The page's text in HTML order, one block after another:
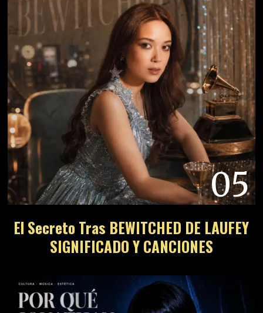
05
El Secreto Tras BEWITCHED DE LAUFEY
SIGNIFICADO Y CANCIONES